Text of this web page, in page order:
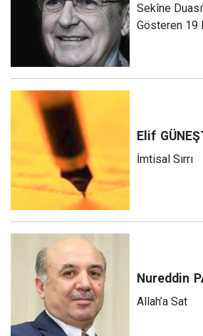
Sekîne
Gösteren 19
Elif
İmtisal Sırrı
Nureddin
Allah’a Sat